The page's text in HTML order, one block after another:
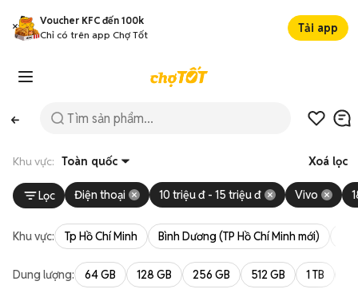
Voucher KFC đến 100k
Chỉ có trên app Chợ Tốt
Tải app
Khu vực: Toàn quốc Xoá lọc
Lọc Điện thoại 10 triệu đ - 15 triệu đ Vivo
Khu vực: Tp Hồ Chí Minh Bình Dương (TP Hồ Chí Minh mới)
Dung lượng: 64 GB 128 GB 256 GB 512 GB 1 TB